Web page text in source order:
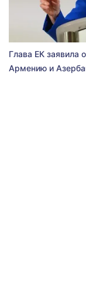
Глава ЕК заявила
Армению и